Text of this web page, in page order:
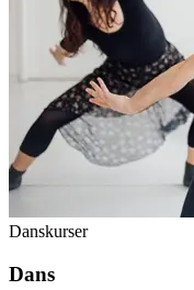
Danskurser
Dans